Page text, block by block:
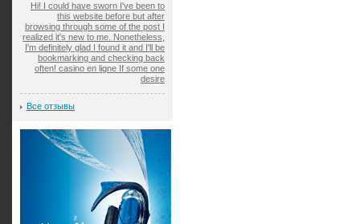
Hi! I could have sworn I've been to
this website before but after
browsing through some of the post I
realized it's new to me. Nonetheless,
I'm definitely glad I found it and I'll be
bookmarking and checking back
often! casino en ligne If some one
desire
Все отзывы